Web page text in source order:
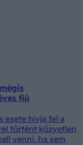
fiú
esete hívja fel a
történt közvetlen
venni, ha sem